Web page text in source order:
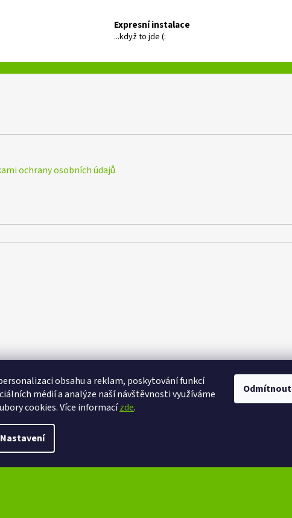
obsahu a reklam, poskytování funkcí
médií a analýze naší návštěvnosti využíváme
cookies. Více informacízde.
Nastavení
Odmítnout
Expresní instalace
...když to jde (:
ochrany osobních údajů
eXtrem-audio na facebooku eXtrem-audio na Instagramu
vyhrazena.